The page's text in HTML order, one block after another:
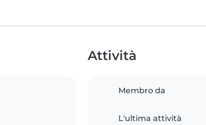
Attività
Membro da
L'ultima attività